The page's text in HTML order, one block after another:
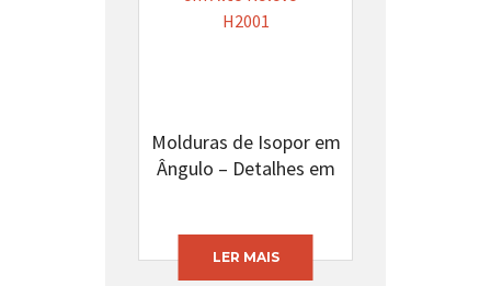
Molduras de Isopor em
Ângulo – Detalhes em
LER MAIS